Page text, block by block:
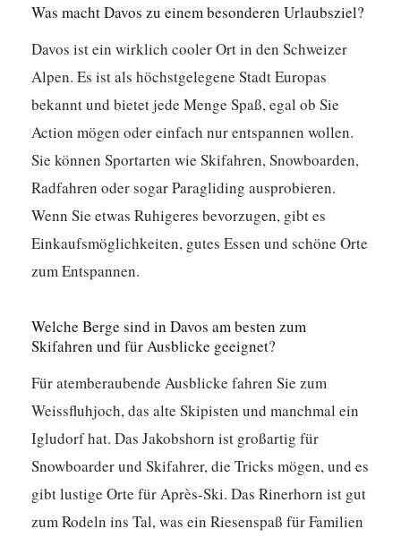
Was macht Davos zu einem besonderen Urlaubsziel?
Davos ist ein wirklich cooler Ort in den Schweizer
Alpen. Es ist als höchstgelegene Stadt Europas
bekannt und bietet jede Menge Spaß, egal ob Sie
Action mögen oder einfach nur entspannen wollen.
Sie können Sportarten wie Skifahren, Snowboarden,
Radfahren oder sogar Paragliding ausprobieren.
Wenn Sie etwas Ruhigeres bevorzugen, gibt es
Einkaufsmöglichkeiten, gutes Essen und schöne Orte
zum Entspannen.
Welche Berge sind in Davos am besten zum
Skifahren und für Ausblicke geeignet?
Für atemberaubende Ausblicke fahren Sie zum
Weissfluhjoch, das alte Skipisten und manchmal ein
Igludorf hat. Das Jakobshorn ist großartig für
Snowboarder und Skifahrer, die Tricks mögen, und es
gibt lustige Orte für Après-Ski. Das Rinerhorn ist gut
zum Rodeln ins Tal, was ein Riesenspaß für Familien